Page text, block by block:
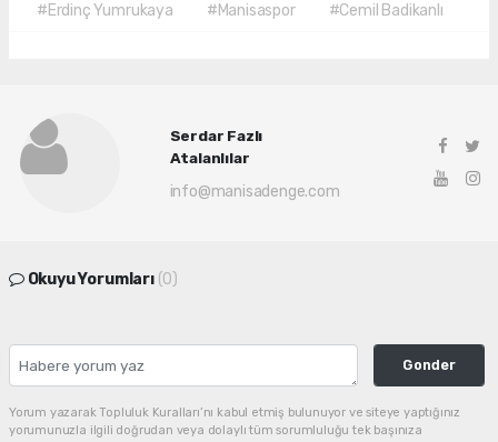
#Erdinç Yumrukaya #Manisaspor #Cemil Badikanlı
Serdar Fazlı
Atalanlılar
info@manisadenge.com
Okuyu Yorumları (0)
Gonder
Yorum yazarak Topluluk Kuralları’nı kabul etmiş bulunuyor ve siteye yaptığınız
yorumunuzla ilgili doğrudan veya dolaylı tüm sorumluluğu tek başınıza